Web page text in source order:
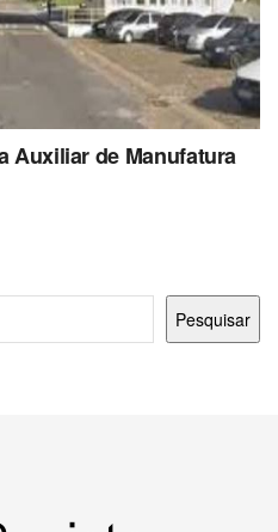
Auxiliar de Manufatura
Pesquisar